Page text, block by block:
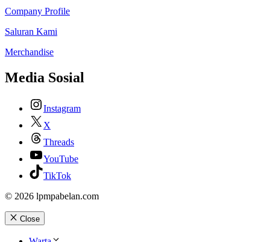
Company Profile
Saluran Kami
Merchandise
Media Sosial
Instagram
X
Threads
YouTube
TikTok
© 2026 lpmpabelan.com
Close